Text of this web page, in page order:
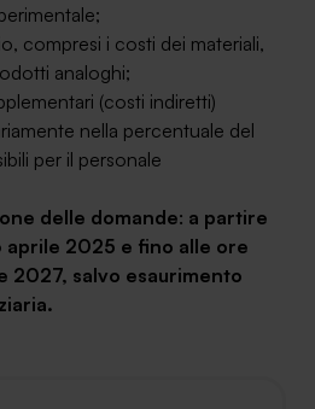
compresi i costi dei materiali,
analoghi;
(costi indiretti)
nella percentuale del
per il personale
delle domande: a partire
aprile 2025 e fino alle ore
2027, salvo esaurimento